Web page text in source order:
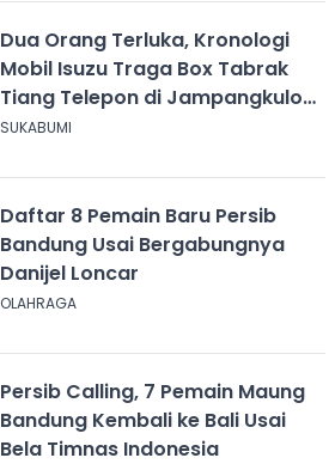
Dua Orang Terluka, Kronologi
Mobil Isuzu Traga Box Tabrak
Tiang Telepon di Jampangkulon
Sukabumi
SUKABUMI
Daftar 8 Pemain Baru Persib
Bandung Usai Bergabungnya
Danijel Loncar
OLAHRAGA
Persib Calling, 7 Pemain Maung
Bandung Kembali ke Bali Usai
Bela Timnas Indonesia